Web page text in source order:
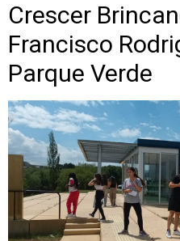
Crescer
Francisco
Parque Verde